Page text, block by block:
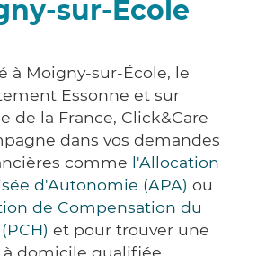
sur-École
à Moigny-sur-École, le
Essonne et sur
de la France, Click&Care
dans vos demandes
comme l'Allocation
d'Autonomie (APA) ou
de Compensation du
et pour trouver une
à domicile qualifiée.